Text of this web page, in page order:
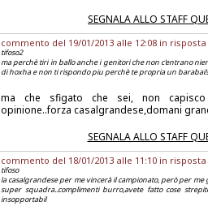
SEGNALA ALLO STAFF
commento del 19/01/2013 alle 12:08 in risposta
tifoso2
ma perchè tiri in ballo anche i genitori che non c'entrano
di hoxha e non ti rispondo piu perchè te propria un
ma che sfigato che sei, non
opinione..forza casalgrandese,domani
SEGNALA ALLO STAFF
commento del 18/01/2013 alle 11:10 in risposta
tifoso
la casalgrandese per me vincerà il campionato, però per
super squadra..complimenti burro,avete fatto cose
insopportabil